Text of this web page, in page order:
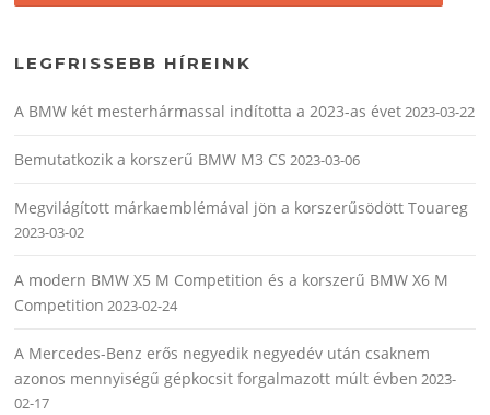
LEGFRISSEBB HÍREINK
A BMW két mesterhármassal indította a 2023-as évet2023-03-22
Bemutatkozik a korszerű BMW M3 CS 2023-03-06
Megvilágított márkaemblémával jön a korszerűsödött Touareg
2023-03-02
A modern BMW X5 M Competition és a korszerű BMW X6 M
Competition 2023-02-24
A Mercedes-Benz erős negyedik negyedév után csaknem
azonos mennyiségű gépkocsit forgalmazott múlt évben 2023-
02-17